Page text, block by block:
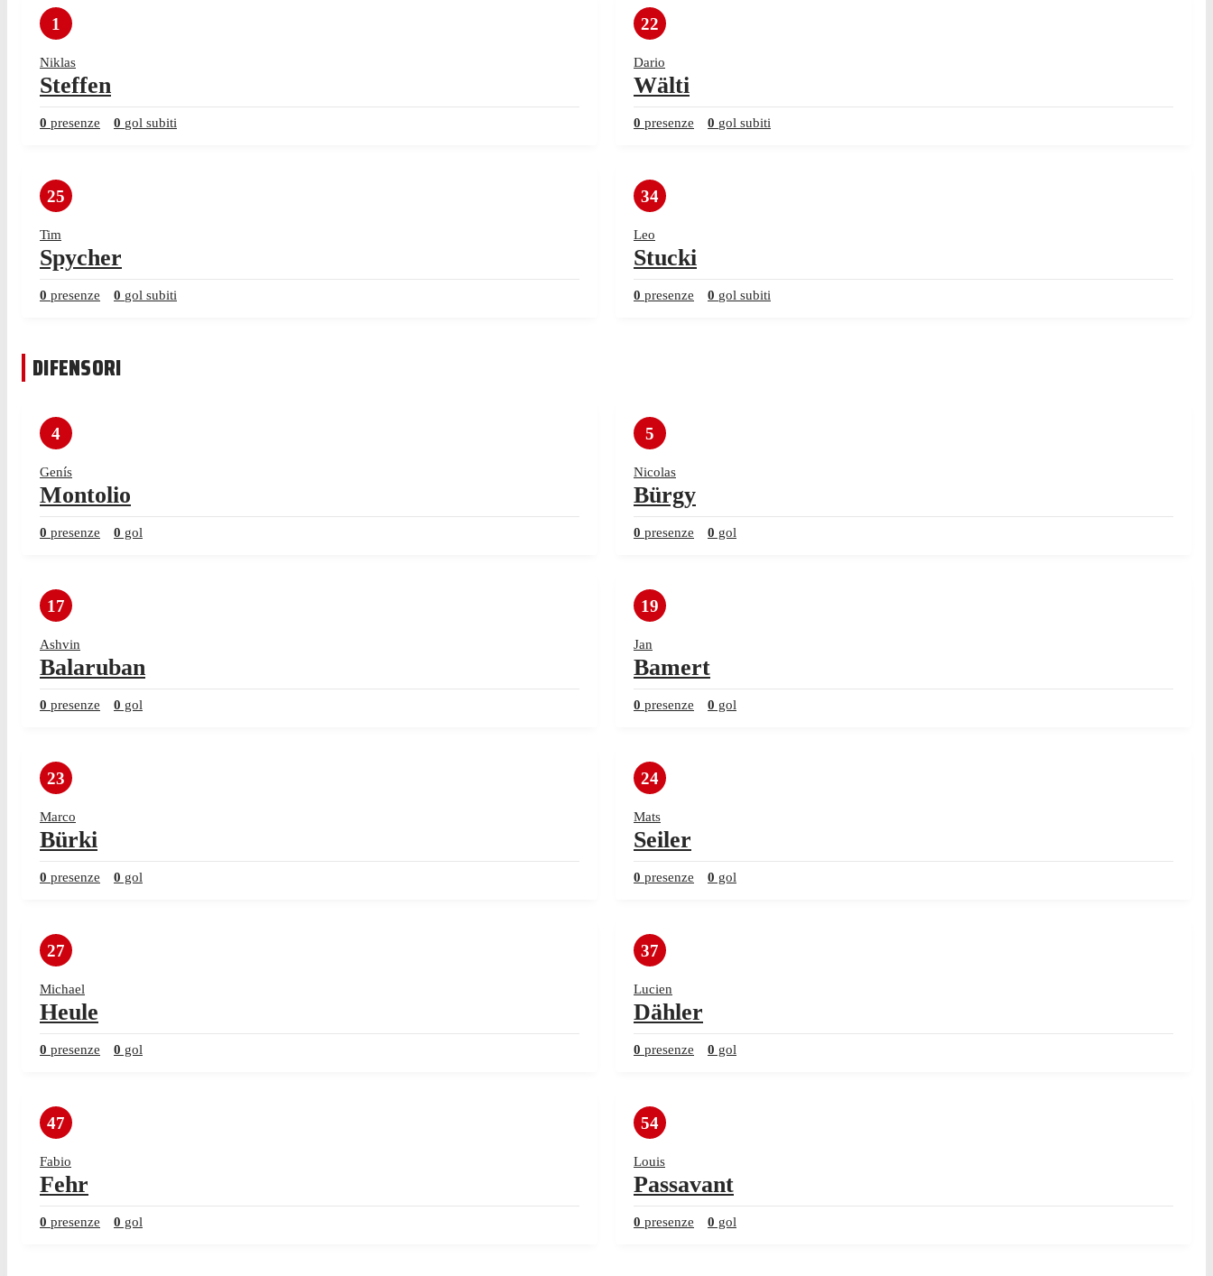
1
Niklas
Steffen
0 presenze 0 gol subiti
22
Dario
Wälti
0 presenze 0 gol subiti
25
Tim
Spycher
0 presenze 0 gol subiti
34
Leo
Stucki
0 presenze 0 gol subiti
DIFENSORI
4
Genís
Montolio
0 presenze 0 gol
5
Nicolas
Bürgy
0 presenze 0 gol
17
Ashvin
Balaruban
0 presenze 0 gol
19
Jan
Bamert
0 presenze 0 gol
23
Marco
Bürki
0 presenze 0 gol
24
Mats
Seiler
0 presenze 0 gol
27
Michael
Heule
0 presenze 0 gol
37
Lucien
Dähler
0 presenze 0 gol
47
Fabio
Fehr
0 presenze 0 gol
54
Louis
Passavant
0 presenze 0 gol